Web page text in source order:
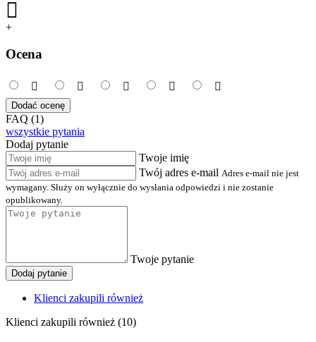
+
Ocena
Dodać ocenę
FAQ (1)
wszystkie pytania
Dodaj pytanie
Twoje imię
Twój adres e-mail Adres e-mail nie jest
wymagany. Służy on wyłącznie do wysłania odpowiedzi i nie zostanie
opublikowany.
Twoje pytanie
Dodaj pytanie
Klienci zakupili również
Klienci zakupili również (10)